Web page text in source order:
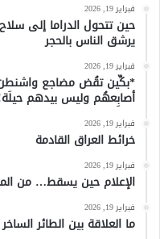
فبراير 19, 2026
حين تتحول الدراما إلى
يرشق الناس بالحجر
فبراير 19, 2026
*بكِّين تقُض مضاجع
أصابِعهُم وليس بيدهم
فبراير 19, 2026
خرائط العراق القادمة
فبراير 19, 2026
الإعلام حين يسقط… من
فبراير 19, 2026
ما العلاقة بين الطائر